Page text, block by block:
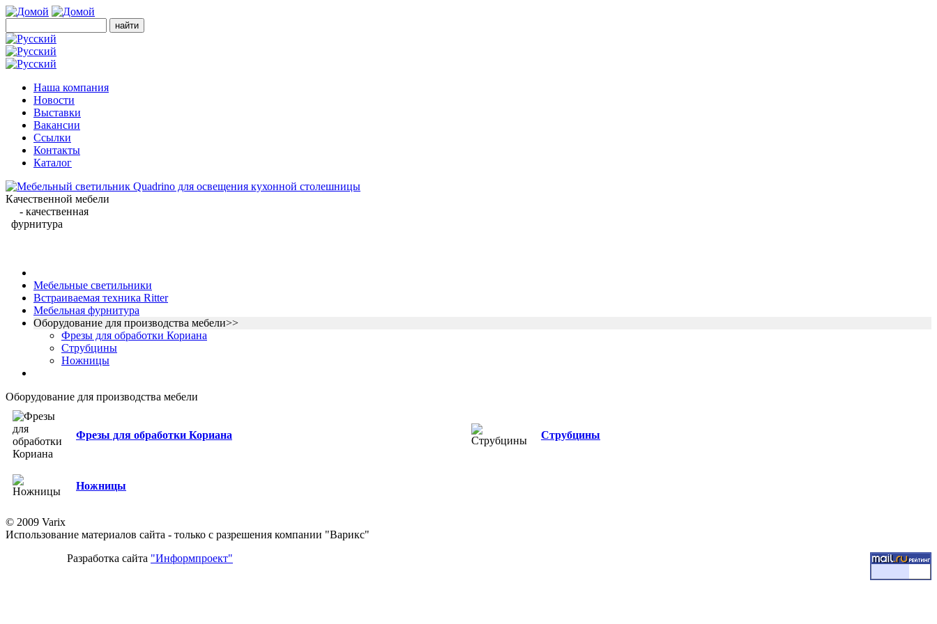
Наша компания
Новости
Выставки
Вакансии
Ссылки
Контакты
Каталог
Качественной мебели
- качественная
фурнитура
Мебельные светильники
Встраиваемая техника Ritter
Мебельная фурнитура
Оборудование для производства мебели>>
Фрезы для обработки Кориана
Струбцины
Ножницы
Оборудование для производства мебели
Фрезы для обработки Кориана Струбцины
Ножницы
© 2009 Varix
Использование материалов сайта - только с разрешения компании "Варикс"
Разработка сайта "Информпроект"